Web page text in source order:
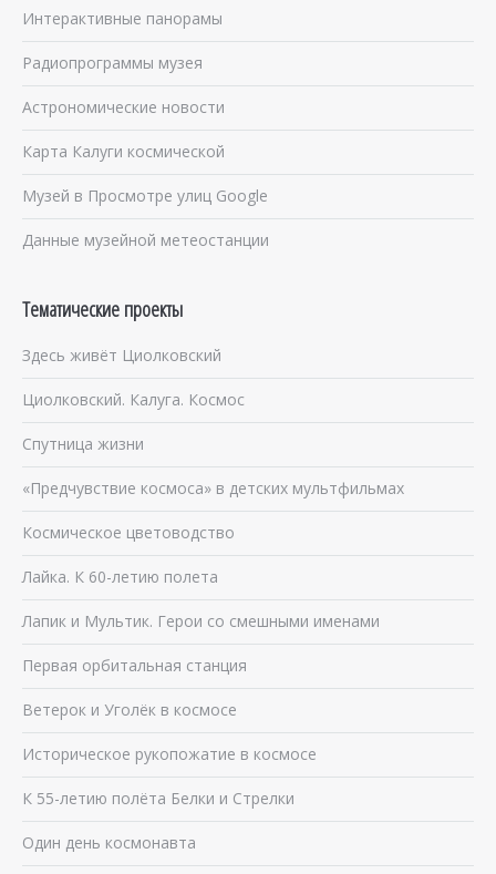
Интерактивные панорамы
Радиопрограммы музея
Астрономические новости
Карта Калуги космической
Музей в Просмотре улиц Google
Данные музейной метеостанции
Тематические проекты
Здесь живёт Циолковский
Циолковский. Калуга. Космос
Спутница жизни
«Предчувствие космоса» в детских мультфильмах
Космическое цветоводство
Лайка. К 60-летию полета
Лапик и Мультик. Герои со смешными именами
Первая орбитальная станция
Ветерок и Уголёк в космосе
Историческое рукопожатие в космосе
К 55-летию полёта Белки и Стрелки
Один день космонавта